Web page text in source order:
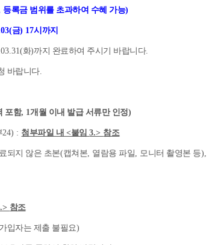
등록금 범위를 초과하여 수혜 가능)
금) 17시까지
화)까지 완료하여 주시기 바랍니다.
바랍니다.
포함, 1개월 이내 발급 서류만 인정)
24) : 첨부파일 내 <붙임3.> 참조
되지 않은 초본(캡쳐본, 열람용 파일, 모니터 촬영본 등),
참조
입자는 제출 불필요)